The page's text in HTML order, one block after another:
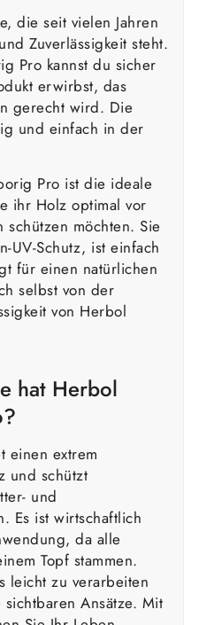
die seit vielen Jahren
Zuverlässigkeit steht.
Pro kannst du sicher
erwirbst, das
gerecht wird. Die
und einfach in der
Pro ist die ideale
ihr Holz optimal vor
möchten. Sie
UV-Schutz, ist einfach
für einen natürlichen
selbst von der
von Herbol
hat Herbol
einen extrem
und schützt
und
Es ist wirtschaftlich
da alle
Topf stammen.
leicht zu verarbeiten
Ansätze. Mit